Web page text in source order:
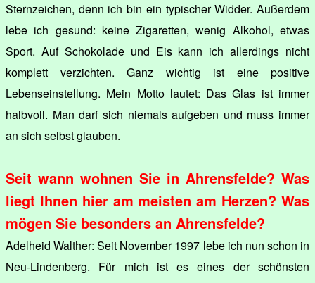
Sternzeichen, denn ich bin ein typischer Widder. Außerdem
lebe ich gesund: keine Zigaretten, wenig Alkohol, etwas
Sport. Auf Schokolade und Eis kann ich allerdings nicht
komplett verzichten. Ganz wichtig ist eine positive
Lebenseinstellung. Mein Motto lautet: Das Glas ist immer
halbvoll. Man darf sich niemals aufgeben und muss immer
an sich selbst glauben.
Seit wann wohnen Sie in Ahrensfelde? Was
liegt Ihnen hier am meisten am Herzen? Was
mögen Sie besonders an Ahrensfelde?
Adelheid Walther: Seit November 1997 lebe ich nun schon in
Neu-Lindenberg. Für mich ist es eines der schönsten